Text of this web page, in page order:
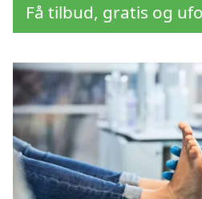
Få tilbud, gratis og